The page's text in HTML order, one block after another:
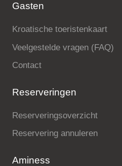
Gasten
Kroatische toeristenkaart
Veelgestelde vragen (FAQ)
Contact
Reserveringen
Reserveringsoverzicht
Reservering annuleren
Aminess